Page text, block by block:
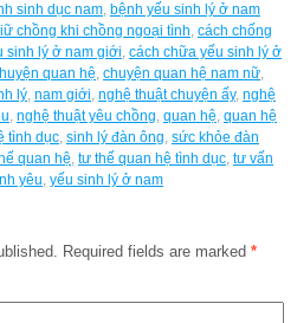
sinh dục nam, bệnh yếu sinh lý ở nam
chồng khi chồng ngoại tình, cách chống
sinh lý ở nam giới, cách chữa yếu sinh lý ở
quan hệ, chuyện quan hệ nam nữ,
lý, nam giới, nghệ thuật chuyện ấy, nghệ
, nghệ thuật yêu chồng, quan hệ, quan hệ
tình dục, sinh lý đàn ông, sức khỏe đàn
quan hệ, tư thế quan hệ tình dục, tư vấn
yêu, yếu sinh lý ở nam
Required fields are marked *